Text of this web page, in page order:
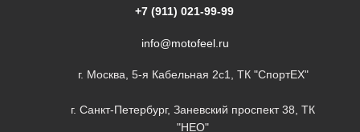
+7 (911) 021-99-99
info@motofeel.ru
г. Москва, 5-я Кабельная 2с1, ТК "СпортЕХ"
г. Санкт-Петербург, Заневский проспект 38, ТК
"НЕО"